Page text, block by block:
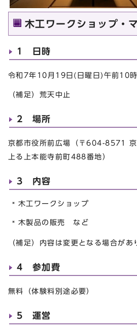
木工ワークショップ・
1 日時
令和7年10月19日(日曜日)午前10
（補足）荒天中止
2 場所
京都市役所前広場（〒604-8571 京
上る上本能寺前町488番地）
3 内容
木工ワークショップ
木製品の販売 など
（補足）内容は変更となる場合があ
4 参加費
無料（体験料別途必要）
5 運営